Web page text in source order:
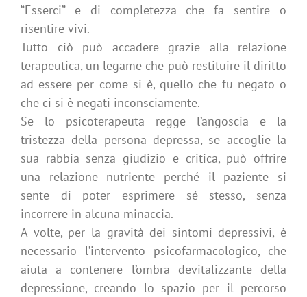
“Esserci” e di completezza che fa sentire o
risentire vivi.
Tutto ciò può accadere grazie alla relazione
terapeutica, un legame che può restituire il diritto
ad essere per come si è, quello che fu negato o
che ci si è negati inconsciamente.
Se lo psicoterapeuta regge l’angoscia e la
tristezza della persona depressa, se accoglie la
sua rabbia senza giudizio e critica, può offrire
una relazione nutriente perché il paziente si
sente di poter esprimere sé stesso, senza
incorrere in alcuna minaccia.
A volte, per la gravità dei sintomi depressivi, è
necessario l’intervento psicofarmacologico, che
aiuta a contenere l’ombra devitalizzante della
depressione, creando lo spazio per il percorso